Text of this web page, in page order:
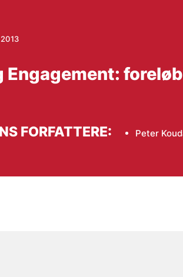
2013
Engagement:
FORFATTERE: Peter